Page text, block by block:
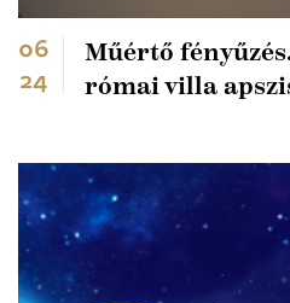
06
24
Műértő
római villa